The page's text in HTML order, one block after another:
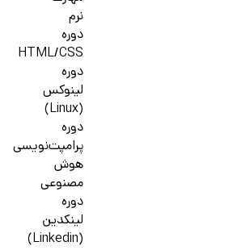
نرم
دوره
HTML/CSS
دوره
لینوکس
(Linux)
دوره
پرامپت‌نویسی
هوش
مصنوعی
دوره
لینکدین
(Linkedin)